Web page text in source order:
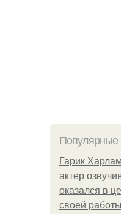
Популярные
Гарик
актер
оказался в
своей